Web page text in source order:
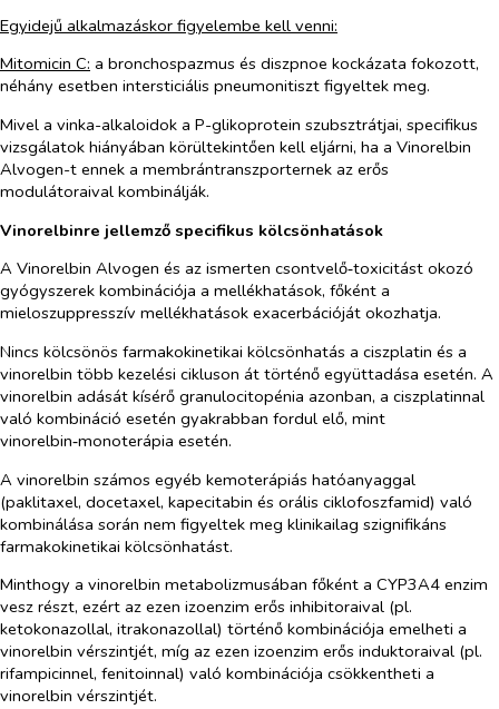
Egyidejű alkalmazáskor figyelembe kell venni:
Mitomicin C: a bronchospazmus és diszpnoe kockázata fokozott,
néhány esetben intersticiális pneumonitiszt figyeltek meg.
Mivel a vinka-alkaloidok a P-glikoprotein szubsztrátjai, specifikus
vizsgálatok hiányában körültekintően kell eljárni, ha a Vinorelbin
Alvogen-t ennek a membrántranszporternek az erős
modulátoraival kombinálják.
Vinorelbinre jellemző specifikus kölcsönhatások
A Vinorelbin Alvogen és az ismerten csontvelő‑toxicitást okozó
gyógyszerek kombinációja a mellékhatások, főként a
mieloszuppresszív mellékhatások exacerbációját okozhatja.
Nincs kölcsönös farmakokinetikai kölcsönhatás a ciszplatin és a
vinorelbin több kezelési cikluson át történő együttadása esetén. A
vinorelbin adását kísérő granulocitopénia azonban, a ciszplatinnal
való kombináció esetén gyakrabban fordul elő, mint
vinorelbin‑monoterápia esetén.
A vinorelbin számos egyéb kemoterápiás hatóanyaggal
(paklitaxel, docetaxel, kapecitabin és orális ciklofoszfamid) való
kombinálása során nem figyeltek meg klinikailag szignifikáns
farmakokinetikai kölcsönhatást.
Minthogy a vinorelbin metabolizmusában főként a CYP3A4 enzim
vesz részt, ezért az ezen izoenzim erős inhibitoraival (pl.
ketokonazollal, itrakonazollal) történő kombinációja emelheti a
vinorelbin vérszintjét, míg az ezen izoenzim erős induktoraival (pl.
rifampicinnel, fenitoinnal) való kombinációja csökkentheti a
vinorelbin vérszintjét.